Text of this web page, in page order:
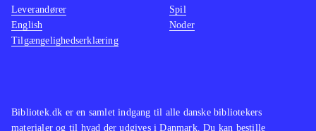
Bibliotek.dk er en samlet indgang til alle danske bibliotekers
materialer og til hvad der udgives i Danmark. Du kan bestille
Leverandører
English
Tilgængelighedserklæring
Spil
Noder